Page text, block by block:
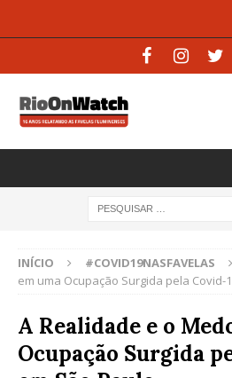
INÍCIO #COVID19NASFAVELAS
em uma Ocupação Surgida pela Covid-
A Realidade e o
Ocupação Surgida